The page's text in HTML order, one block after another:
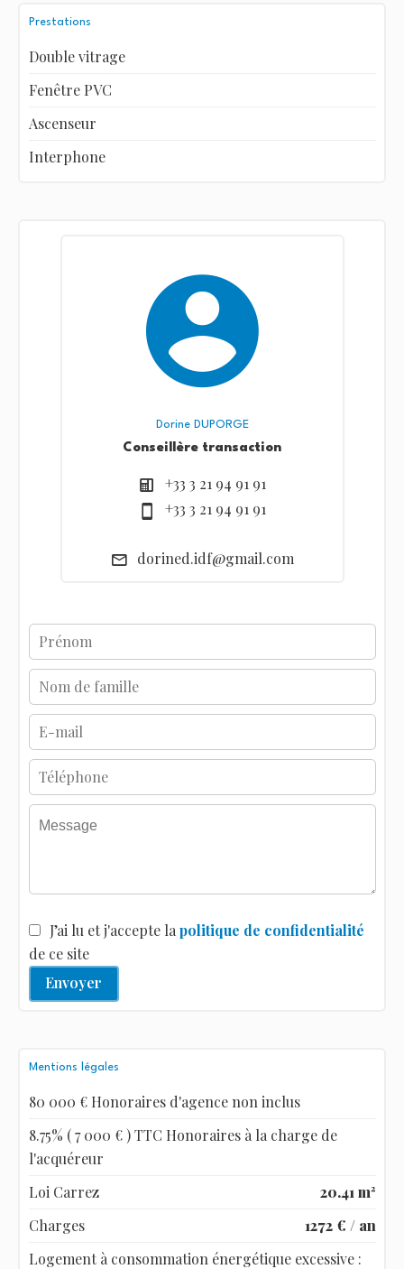
Prestations
Double vitrage
Fenêtre PVC
Ascenseur
Interphone
Dorine DUPORGE
Conseillère transaction
+33 3 21 94 91 91
+33 3 21 94 91 91
dorined.idf@gmail.com
J’ai lu et j'accepte la politique de confidentialité
de ce site
Envoyer
Mentions légales
80 000 € Honoraires d'agence non inclus
8.75% ( 7 000 € ) TTC Honoraires à la charge de
l'acquéreur
Loi Carrez
20.41 m²
Charges
1272 € / an
Logement à consommation énergétique excessive :